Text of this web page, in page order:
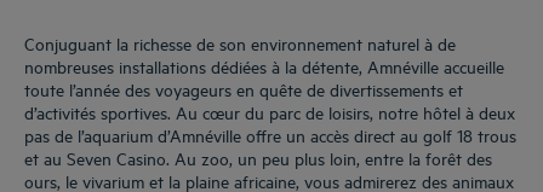
Conjuguant la richesse de son environnement naturel à de
nombreuses installations dédiées à la détente, Amnéville accueille
toute l’année des voyageurs en quête de divertissements et
d’activités sportives. Au cœur du parc de loisirs, notre hôtel à deux
pas de l’aquarium d’Amnéville offre un accès direct au golf 18 trous
et au Seven Casino. Au zoo, un peu plus loin, entre la forêt des
ours, le vivarium et la plaine africaine, vous admirerez des animaux